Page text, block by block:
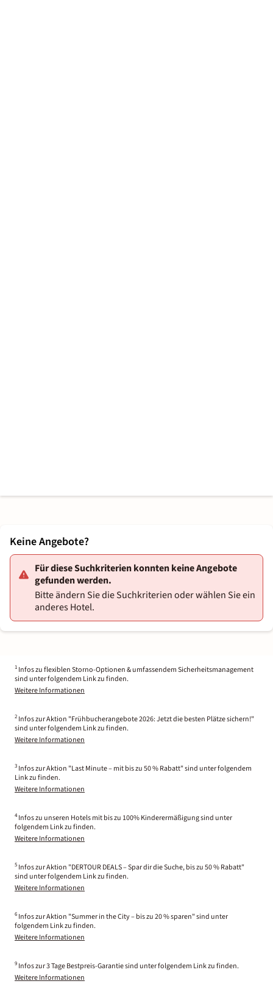
Keine Angebote?
Für diese Suchkriterien konnten keine Angebote
gefunden werden.
Bitte ändern Sie die Suchkriterien oder wählen Sie ein
anderes Hotel.
1 Infos zu flexiblen Storno-Optionen & umfassendem Sicherheitsmanagement
sind unter folgendem Link zu finden.
Weitere Informationen
2 Infos zur Aktion "Frühbucherangebote 2026: Jetzt die besten Plätze sichern!"
sind unter folgendem Link zu finden.
Weitere Informationen
3 Infos zur Aktion "Last Minute – mit bis zu 50 % Rabatt" sind unter folgendem
Link zu finden.
Weitere Informationen
4 Infos zu unseren Hotels mit bis zu 100% Kinderermäßigung sind unter
folgendem Link zu finden.
Weitere Informationen
5 Infos zur Aktion "DERTOUR DEALS – Spar dir die Suche, bis zu 50 % Rabatt"
sind unter folgendem Link zu finden.
Weitere Informationen
6 Infos zur Aktion "Summer in the City – bis zu 20 % sparen" sind unter
folgendem Link zu finden.
Weitere Informationen
9 Infos zur 3 Tage Bestpreis-Garantie sind unter folgendem Link zu finden.
Weitere Informationen